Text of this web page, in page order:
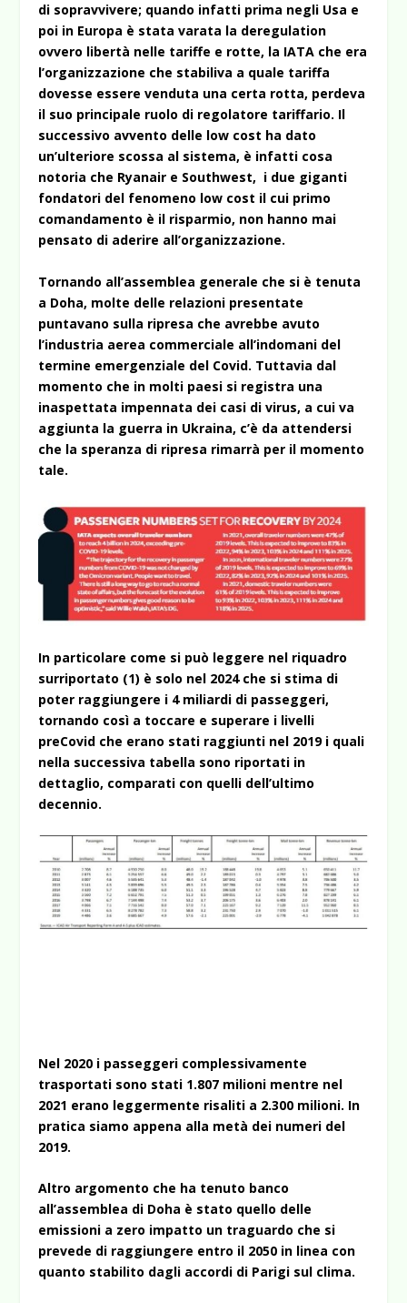
di sopravvivere; quando infatti prima negli Usa e
poi in Europa è stata varata la deregulation
ovvero libertà nelle tariffe e rotte, la IATA che era
l’organizzazione che stabiliva a quale tariffa
dovesse essere venduta una certa rotta, perdeva
il suo principale ruolo di regolatore tariffario. Il
successivo avvento delle low cost ha dato
un’ulteriore scossa al sistema, è infatti cosa
notoria che Ryanair e Southwest, i due giganti
fondatori del fenomeno low cost il cui primo
comandamento è il risparmio, non hanno mai
pensato di aderire all’organizzazione.
Tornando all’assemblea generale che si è tenuta
a Doha, molte delle relazioni presentate
puntavano sulla ripresa che avrebbe avuto
l’industria aerea commerciale all’indomani del
termine emergenziale del Covid. Tuttavia dal
momento che in molti paesi si registra una
inaspettata impennata dei casi di virus, a cui va
aggiunta la guerra in Ukraina, c’è da attendersi
che la speranza di ripresa rimarrà per il momento
tale.
In particolare come si può leggere nel riquadro
surriportato (1) è solo nel 2024 che si stima di
poter raggiungere i 4 miliardi di passeggeri,
tornando così a toccare e superare i livelli
preCovid che erano stati raggiunti nel 2019 i quali
nella successiva tabella sono riportati in
dettaglio, comparati con quelli dell’ultimo
decennio.
Nel 2020 i passeggeri complessivamente
trasportati sono stati 1.807 milioni mentre nel
2021 erano leggermente risaliti a 2.300 milioni. In
pratica siamo appena alla metà dei numeri del
2019.
Altro argomento che ha tenuto banco
all’assemblea di Doha è stato quello delle
emissioni a zero impatto un traguardo che si
prevede di raggiungere entro il 2050 in linea con
quanto stabilito dagli accordi di Parigi sul clima.